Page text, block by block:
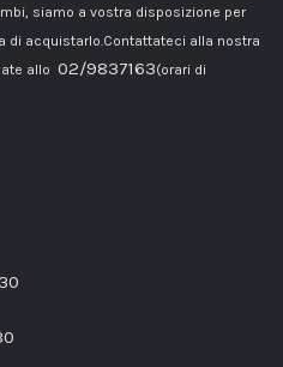
siamo a vostra disposizione per
di acquistarlo.Contattateci alla nostra
allo 02/9837163(orari di